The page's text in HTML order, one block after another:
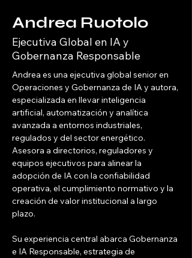
Andrea Ruotolo
Ejecutiva Global en IA y
Gobernanza Responsable
Andrea es una ejecutiva global senior en
Operaciones y Gobernanza de IA y autora,
especializada en llevar inteligencia
artificial, automatización y analítica
avanzada a entornos industriales,
regulados y del sector energético.
Asesora a directorios, reguladores y
equipos ejecutivos para alinear la
adopción de IA con la confiabilidad
operativa, el cumplimiento normativo y la
creación de valor institucional a largo
plazo.
Su experiencia central abarca Gobernanza
e IA Responsable, estrategia de